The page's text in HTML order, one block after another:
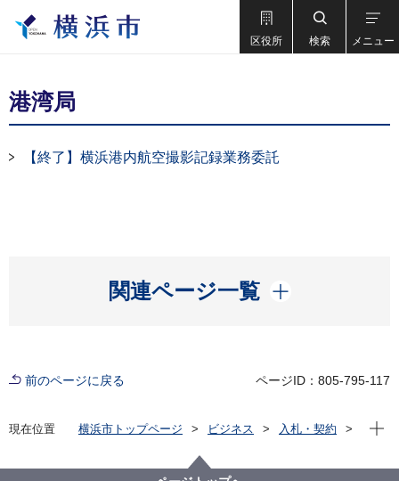
区役所 検索 メニュー
港湾局
【終了】横浜港内航空撮影記録業務委託
関連ページ一覧
開く
前のページに戻る ページID：805-795-117
現在位置 横浜市トップページ ビジネス
入札・契約
現在